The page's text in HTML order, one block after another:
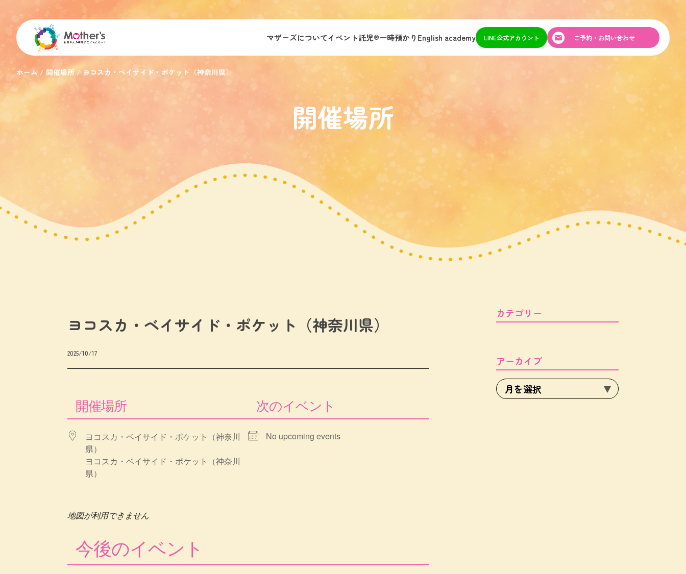
マザーズについてイベント託児®︎一時預かり English academy LINE公式アカウント ご予約・お問い合わせ
ホーム 開催場所 ヨコスカ・ベイサイド・ポケット（神奈川県）
開催場所
ヨコスカ・ベイサイド・ポケット（神奈川県）
2025/10/17
開催場所
ヨコスカ・ベイサイド・ポケット（神奈川
県）
ヨコスカ・ベイサイド・ポケット（神奈川
県）
次のイベント
No upcoming events
地図が利用できません
今後のイベント
カテゴリー
アーカイブ